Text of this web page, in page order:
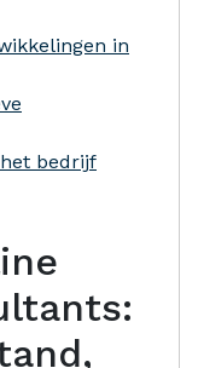
in
bedrijf